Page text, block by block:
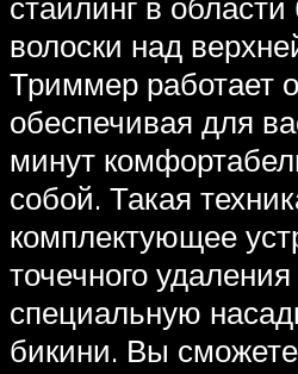
волоски над
Триммер работает
обеспечивая для
минут
собой. Такая
комплектующее
точечного
специальную
бикини. Вы сможете